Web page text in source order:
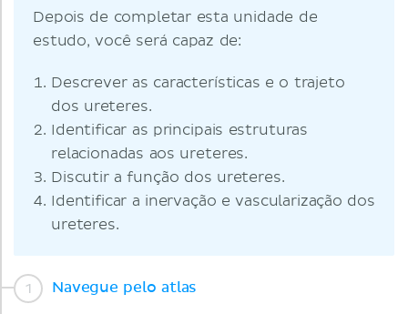
Depois de completar esta unidade de
estudo, você será capaz de:
Descrever as características e o trajeto
dos ureteres.
Identificar as principais estruturas
relacionadas aos ureteres.
Discutir a função dos ureteres.
Identificar a inervação e vascularização dos
ureteres.
Navegue pelo atlas